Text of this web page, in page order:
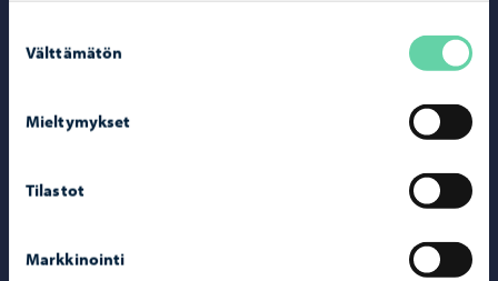
valinta
Välttämätön
Mieltymykset
Tilastot
Markkinointi
Sähköinen asiointi ePorvoo